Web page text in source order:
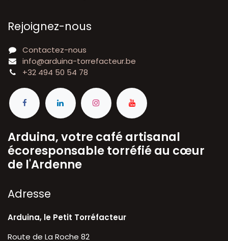
Rejoignez-nous
Contactez-nous
info@arduina-torrefacteur.be
+32 494 50 54 78
Arduina, votre café artisanal
écoresponsable torréfié au cœur
de l'Ardenne
A​dresse
Arduina, le Petit Torréfacteur
Route de La Roche 82